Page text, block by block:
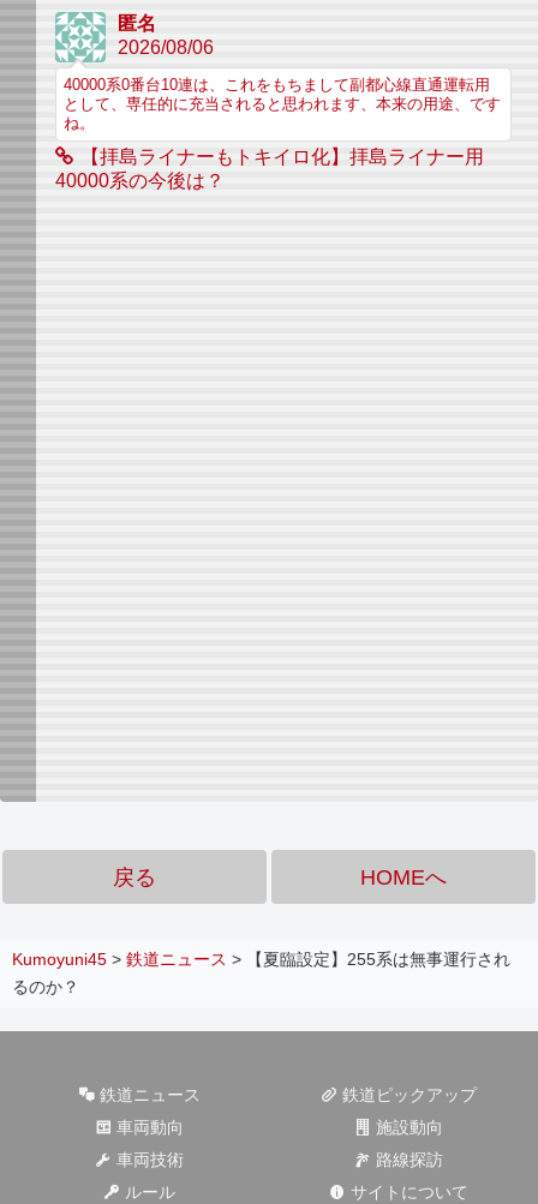
匿名
2026/08/06
40000系0番台10連は、これをもちまして副都心線直通運転用
として、専任的に充当されると思われます、本来の用途、です
ね。
【拝島ライナーもトキイロ化】拝島ライナー用
40000系の今後は？
戻る HOMEへ
Kumoyuni45 > 鉄道ニュース >
【夏臨設定】255系は無事運行され
るのか？
鉄道ニュース
鉄道ピックアップ
車両動向
施設動向
車両技術
路線探訪
ルール
サイトについて